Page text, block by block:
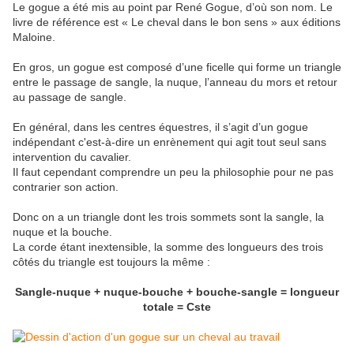
Le gogue a été mis au point par René Gogue, d’où son nom. Le
livre de référence est « Le cheval dans le bon sens » aux éditions
Maloine.
En gros, un gogue est composé d’une ficelle qui forme un triangle
entre le passage de sangle, la nuque, l’anneau du mors et retour
au passage de sangle.
En général, dans les centres équestres, il s’agit d’un gogue
indépendant c'est-à-dire un enrènement qui agit tout seul sans
intervention du cavalier.
Il faut cependant comprendre un peu la philosophie pour ne pas
contrarier son action.
Donc on a un triangle dont les trois sommets sont la sangle, la
nuque et la bouche.
La corde étant inextensible, la somme des longueurs des trois
côtés du triangle est toujours la même :
Sangle-nuque + nuque-bouche + bouche-sangle = longueur
totale = Cste